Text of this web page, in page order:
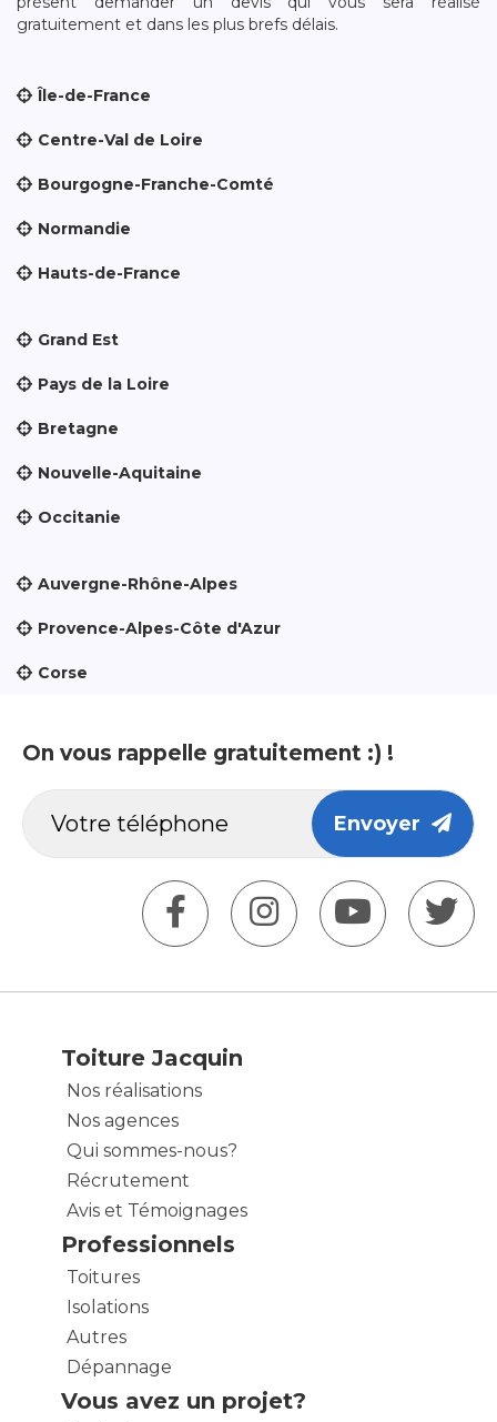
gratuitement et dans les plus brefs délais.
Île-de-France
Centre-Val de Loire
Bourgogne-Franche-Comté
Normandie
Hauts-de-France
Grand Est
Pays de la Loire
Bretagne
Nouvelle-Aquitaine
Occitanie
Auvergne-Rhône-Alpes
Provence-Alpes-Côte d'Azur
Corse
On vous rappelle gratuitement :) !
Envoyer
Toiture Jacquin
Nos réalisations
Nos agences
Qui sommes-nous?
Récrutement
Avis et Témoignages
Professionnels
Toitures
Isolations
Autres
Dépannage
Vous avez un projet?